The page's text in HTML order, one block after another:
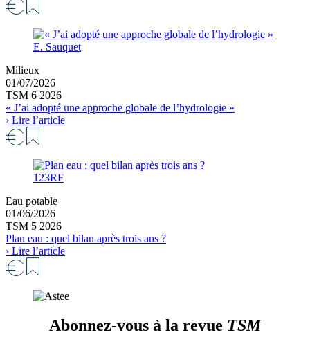
E. Sauquet
Milieux
01/07/2026
TSM 6 2026
« J’ai adopté une approche globale de l’hydrologie »
› Lire l’article
123RF
Eau potable
01/06/2026
TSM 5 2026
Plan eau : quel bilan après trois ans ?
› Lire l’article
Abonnez-vous à la revue TSM